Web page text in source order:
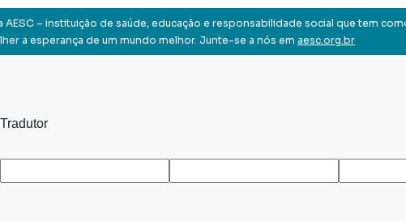
AESC – instituição de saúde, educação e responsabilidade social que tem
a esperança de um mundo melhor. Junte-se a nós em aesc.org.br